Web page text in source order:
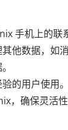
手机上的联
他数据，如
的用户使用。
，确保灵活性